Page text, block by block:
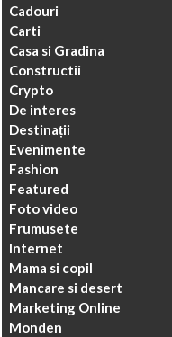
Cadouri
Carti
Casa si Gradina
Constructii
Crypto
De interes
Destinații
Evenimente
Fashion
Featured
Foto video
Frumusete
Internet
Mama si copil
Mancare si desert
Marketing Online
Monden